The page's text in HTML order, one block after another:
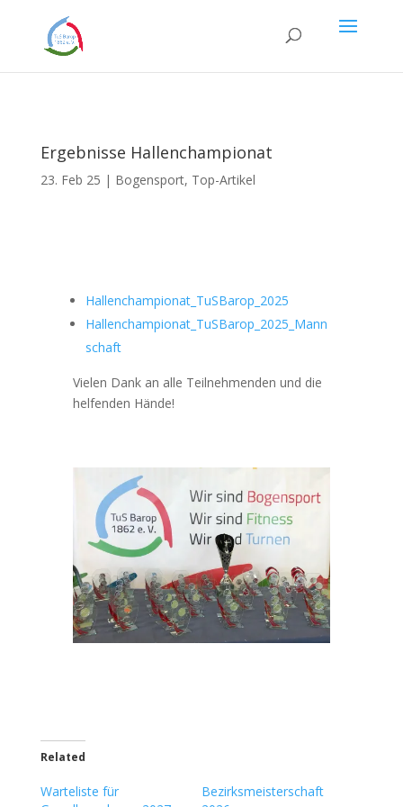
Ergebnisse Hallenchampionat
23. Feb 25 | Bogensport, Top-Artikel
Hallenchampionat_TuSBarop_2025
Hallenchampionat_TuSBarop_2025_Mann
schaft
Vielen Dank an alle Teilnehmenden und die
helfenden Hände!
Related
Warteliste für
Bezirksmeisterschaft